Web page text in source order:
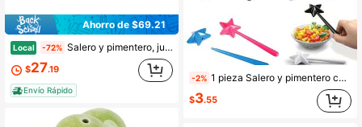
Ahorro de $69.21
Local -72% Salero y pimentero, juego de pareja abrazada, en blanco y negro, fácil de rellenar y dispensar (condimento y especias) - S1
$27.19
Envío Rápido
-2% 1 pieza Salero y pimentero con forma de varita mágica, salero y pimentero de varitas de colores, salero y pimentero lindos, regalo lindo para la cocina, salero y pimentero, regalos divertidos, regalos graciosos, utensilios de cocina lindos
$3.55